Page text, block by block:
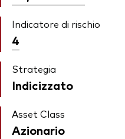
Indicatore di rischio
4
Strategia
Indicizzato
Asset Class
Azionario